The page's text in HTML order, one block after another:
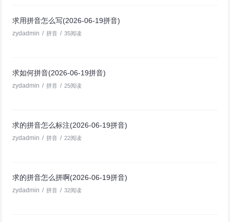
求用拼音怎么写(2026-06-19拼音)
zydadmin / 拼音 / 35阅读
求如何拼音(2026-06-19拼音)
zydadmin / 拼音 / 25阅读
求的拼音怎么标注(2026-06-19拼音)
zydadmin / 拼音 / 22阅读
求的拼音怎么拼啊(2026-06-19拼音)
zydadmin / 拼音 / 32阅读